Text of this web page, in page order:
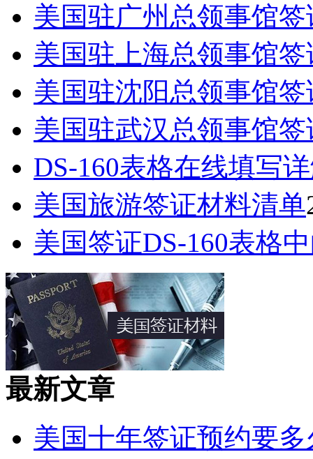
美国驻广州总领事馆
美国驻上海总领事馆
美国驻沈阳总领事馆
美国驻武汉总领事馆
DS-160表格在线填写
美国旅游签证材料清单
美国签证DS-160表格中
最新文章
美国十年签证预约要